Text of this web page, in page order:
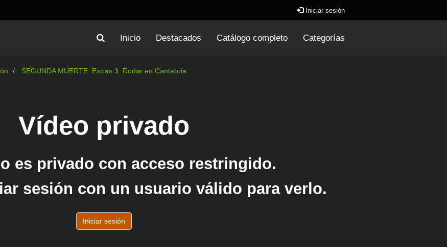
Iniciar sesión
Inicio Destacados Catálogo completo Categorías
SEGUNDA MUERTE. Extras 3: Rodar en Cantabria